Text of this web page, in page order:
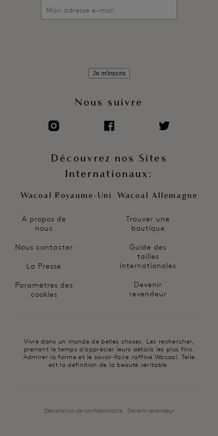
À propos de
nous
Nous contacter
La Presse
Paramètres des
cookies
Je m'inscris
Nous suivre
Découvrez nos Sites
Internationaux:
Wacoal Royaume-Uni Wacoal Allemagne
Trouver une
boutique
Guide des
tailles
internationales
Devenir
revendeur
Vivre dans un monde de belles choses. Les rechercher,
prenant le temps d’apprécier leurs détails les plus fins.
Admirer la forme et le savoir-faire raffiné Wacoal. Telle
est la définition de la beauté véritable.
Déclaration de confidentialité Devenir revendeur